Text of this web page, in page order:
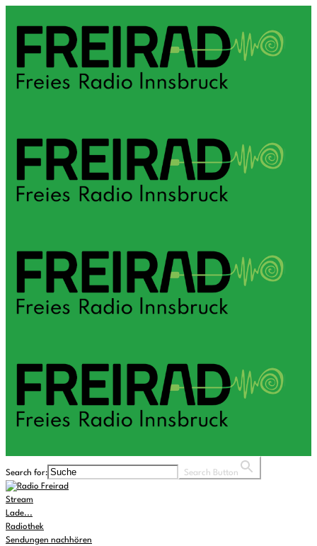
Search for: Search Button
Stream
Lade...
Radiothek
Sendungen nachhören